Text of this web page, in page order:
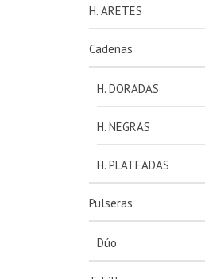
H. ARETES
Cadenas
H. DORADAS
H. NEGRAS
H. PLATEADAS
Pulseras
Dúo